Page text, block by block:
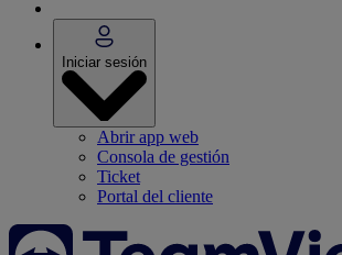
Iniciar sesión
Abrir app web
Consola de gestión
Ticket
Portal del cliente